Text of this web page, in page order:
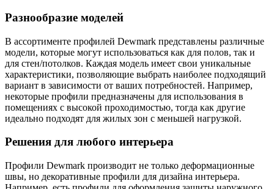
Разнообразие моделей
В ассортименте профилей Dewmark представлены различные
модели, которые могут использоваться как для полов, так и
для стен/потолков. Каждая модель имеет свои уникальные
характеристики, позволяющие выбрать наиболее подходящий
вариант в зависимости от ваших потребностей. Например,
некоторые профили предназначены для использования в
помещениях с высокой проходимостью, тогда как другие
идеально подходят для жилых зон с меньшей нагрузкой.
Решения для любого интерьера
Профили Dewmark производит не только деформационные
швы, но декоративные профили для дизайна интерьера.